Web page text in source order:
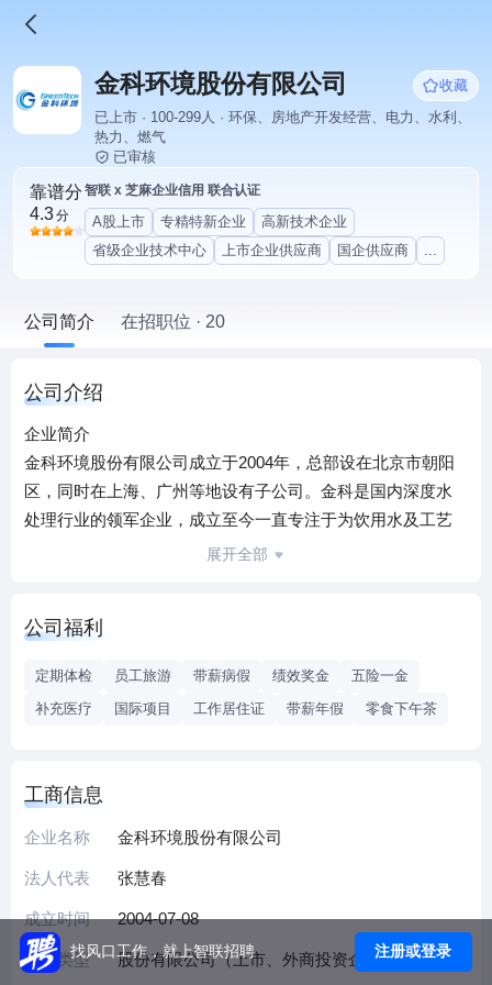
金科环境股份有限公司
收藏
已上市 · 100-299人 · 环保、房地产开发经营、电力、水利、
热力、燃气
已审核
靠谱分
4.3分
智联 x 芝麻企业信用 联合认证
A股上市 专精特新企业
高新技术企业
省级企业技术中心
上市企业供应商 国企供应商 ...
公司简介 在招职位 · 20
公司介绍
企业简介
金科环境股份有限公司成立于2004年，总部设在北京市朝阳
区，同时在上海、广州等地设有子公司。金科是国内深度水
处理行业的领军企业，成立至今一直专注于为饮用水及工艺
用水处理、污水及废水处理、再生水及海水淡化等深度水处
科成立至今，先后吸引国际、国内水行业知名企业集团战略
天，遍布中国、欧洲、南美、东南亚、中东等地。在市政脱
术公司”·连续四年被评为“细分领域年度标杆企业”·中国膜法水
处理十大领军企业·服务满意度优质解决方案提供商·‘一带一
你是人才，胸怀宏图大志，蓬勃发展的金科水务就会为您提
供展现才华的广阔舞台，一个没有天花板的舞台。对于人
才，金科水务决不吝啬自己的资源和机会。我们欢迎与我们
有同样雄心，能够在充满活力、具有挑战的环境中工作，且
展开全部
公司福利
定期体检 员工旅游 带薪病假 绩效奖金
五险一金
补充医疗
国际项目 工作居住证 带薪年假 零食下午茶
工商信息
企业名称 金科环境股份有限公司
法人代表 张慧春
成立时间 2004-07-08
企业类型 股份有限公司（上市、外商投资企业投资）
找风口工作，就上智联招聘 注册或登录